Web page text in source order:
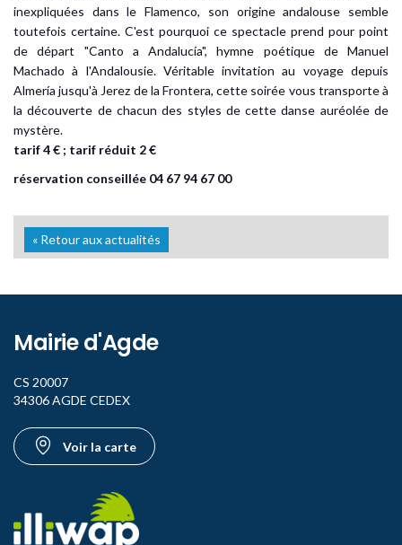
inexpliquées dans le Flamenco, son origine andalouse semble
toutefois certaine. C'est pourquoi ce spectacle prend pour point
de départ "Canto a Andalucía", hymne poétique de Manuel
Machado à l'Andalousie. Véritable invitation au voyage depuis
Almería jusqu'à Jerez de la Frontera, cette soirée vous transporte à
la découverte de chacun des styles de cette danse auréolée de
mystère.
tarif 4 € ; tarif réduit 2 €
réservation conseillée 04 67 94 67 00
« Retour aux actualités
Mairie d'Agde
CS 20007
34306 AGDE CEDEX
Voir la carte